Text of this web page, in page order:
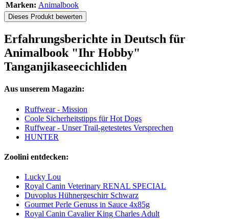
Marken: Animalbook
Dieses Produkt bewerten
Erfahrungsberichte in Deutsch für
Animalbook "Ihr Hobby"
Tanganjikaseecichliden
Aus unserem Magazin:
Ruffwear - Mission
Coole Sicherheitstipps für Hot Dogs
Ruffwear - Unser Trail-getestetes Versprechen
HUNTER
Zoolini entdecken:
Lucky Lou
Royal Canin Veterinary RENAL SPECIAL
Duvoplus Hühnergeschirr Schwarz
Gourmet Perle Genuss in Sauce 4x85g
Royal Canin Cavalier King Charles Adult